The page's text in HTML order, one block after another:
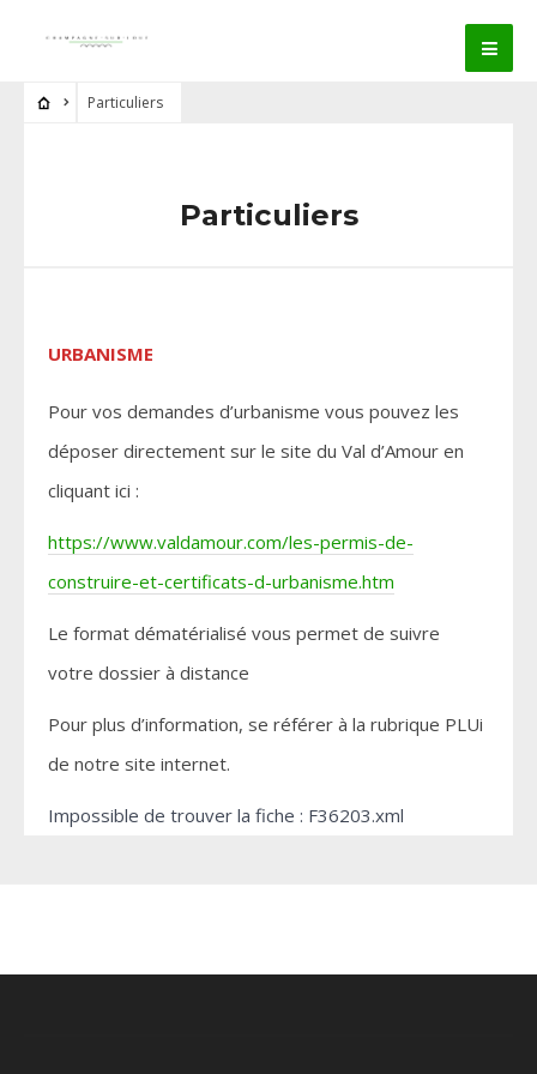
Particuliers
Particuliers
URBANISME
Pour vos demandes d’urbanisme vous pouvez les
déposer directement sur le site du Val d’Amour en
cliquant ici :
https://www.valdamour.com/les-permis-de-
construire-et-certificats-d-urbanisme.htm
Le format dématérialisé vous permet de suivre
votre dossier à distance
Pour plus d’information, se référer à la rubrique PLUi
de notre site internet.
Impossible de trouver la fiche : F36203.xml